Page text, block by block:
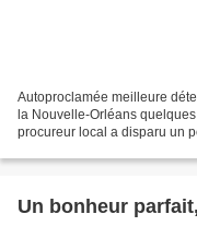
Autoproclamée meilleure
la Nouvelle-Orléans
procureur local a disparu un
Un bonheur